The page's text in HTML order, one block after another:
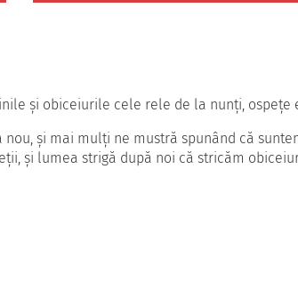
şi obiceiurile cele rele de la nunţi, ospeţe
şi mai mulţi ne mustră spunând că
şi lumea strigă după noi că stricăm